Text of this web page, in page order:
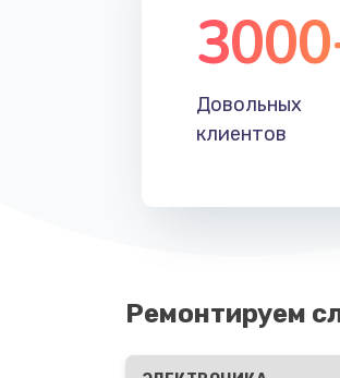
Довольных
клиентов
Ремонтируем